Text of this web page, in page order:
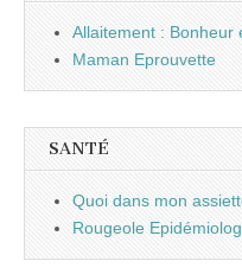
Allaitement : Bonheur
Maman Eprouvette
SANTÉ
Quoi dans mon
Rougeole